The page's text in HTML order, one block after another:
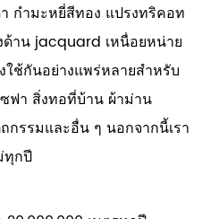
กำมะหยี่สีทอง แปรงทริคอท
าน jacquard เหนื่อยหน่าย
ช้กันอย่างแพร่หลายสำหรับ
ฟา สิ่งทอที่บ้าน ผ้าม่าน
กรรมและอื่น ๆ นอกจากนี้เรา
ทุกปี